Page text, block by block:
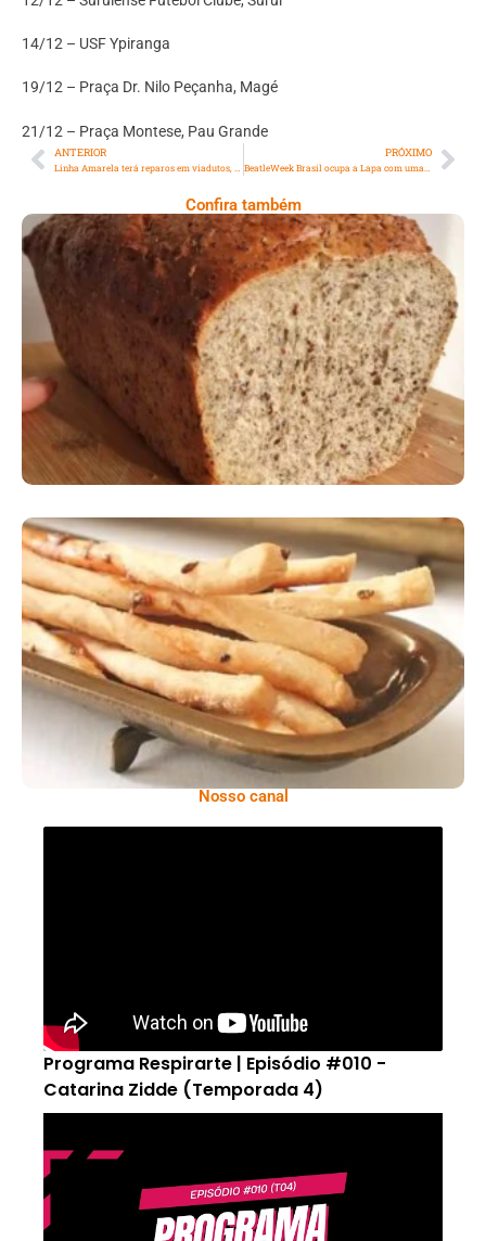
14/12 – USF Ypiranga
19/12 – Praça Dr. Nilo Peçanha, Magé
21/12 – Praça Montese, Pau Grande
ANTERIOR PRÓXIMO
Confira também
Comer Bem: Pão Low Carb
Comer Bem: Palitinhos De Cebola E Salsa
Nosso canal
Programa Respirarte | Episódio #010 -
Catarina Zidde (Temporada 4)